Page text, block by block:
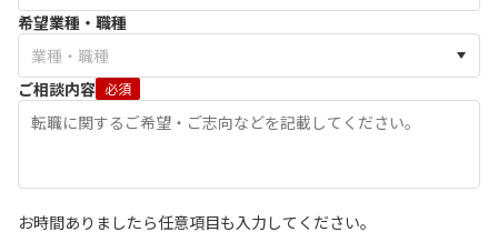
希望業種・職種
ご相談内容 必須
お時間ありましたら任意項目も入力してください。